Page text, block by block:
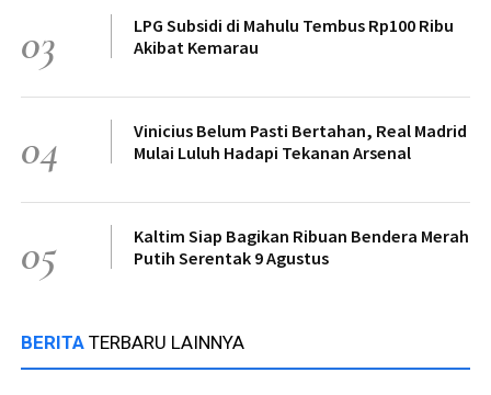
03
LPG Subsidi di Mahulu Tembus Rp100 Ribu
Akibat Kemarau
04
Vinicius Belum Pasti Bertahan, Real Madrid
Mulai Luluh Hadapi Tekanan Arsenal
05
Kaltim Siap Bagikan Ribuan Bendera Merah
Putih Serentak 9 Agustus
BERITA TERBARU LAINNYA